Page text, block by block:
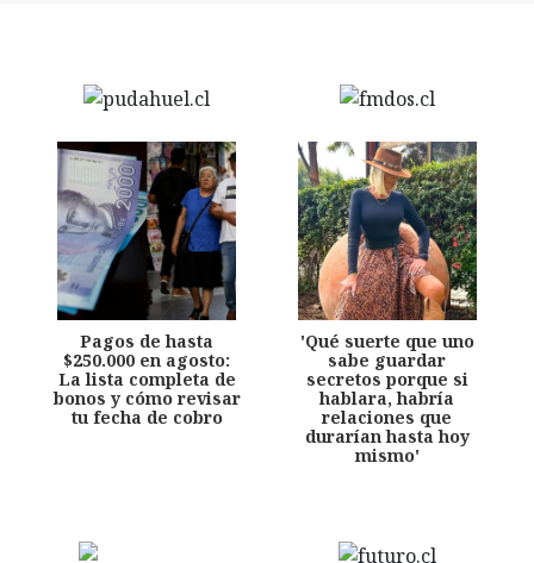
Pagos de hasta
$250.000 en agosto:
La lista completa de
bonos y cómo revisar
tu fecha de cobro
'Qué suerte que uno
sabe guardar
secretos porque si
hablara, habría
relaciones que
durarían hasta hoy
mismo'